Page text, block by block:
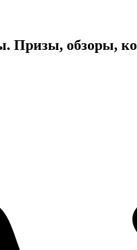
Призы, обзоры,